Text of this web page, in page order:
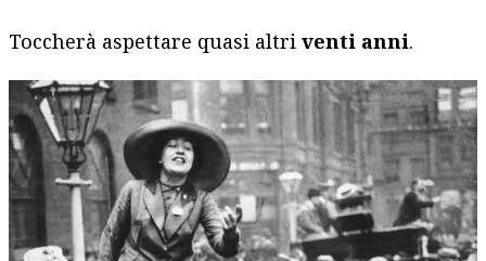
Toccherà aspettare quasi altriventi anni.